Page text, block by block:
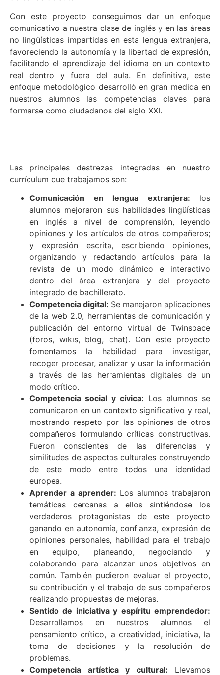
Con este proyecto conseguimos dar un enfoque
comunicativo a nuestra clase de inglés y en las áreas
no lingüísticas impartidas en esta lengua extranjera,
favoreciendo la autonomía y la libertad de expresión,
facilitando el aprendizaje del idioma en un contexto
real dentro y fuera del aula. En definitiva, este
enfoque metodológico desarrolló en gran medida en
nuestros alumnos las competencias claves para
formarse como ciudadanos del siglo XXI.
Las principales destrezas integradas en nuestro
currículum que trabajamos son:
Comunicación en lengua extranjera: los
alumnos mejoraron sus habilidades lingüísticas
en inglés a nivel de comprensión, leyendo
opiniones y los artículos de otros compañeros;
y expresión escrita, escribiendo opiniones,
organizando y redactando artículos para la
revista de un modo dinámico e interactivo
dentro del área extranjera y del proyecto
integrado de bachillerato.
Competencia digital: Se manejaron aplicaciones
de la web 2.0, herramientas de comunicación y
publicación del entorno virtual de Twinspace
(foros, wikis, blog, chat). Con este proyecto
fomentamos la habilidad para investigar,
recoger procesar, analizar y usar la información
a través de las herramientas digitales de un
modo crítico.
Competencia social y cívica: Los alumnos se
comunicaron en un contexto significativo y real,
mostrando respeto por las opiniones de otros
compañeros formulando críticas constructivas.
Fueron conscientes de las diferencias y
similitudes de aspectos culturales construyendo
de este modo entre todos una identidad
europea.
Aprender a aprender: Los alumnos trabajaron
temáticas cercanas a ellos sintiéndose los
verdaderos protagonistas de este proyecto
ganando en autonomía, confianza, expresión de
opiniones personales, habilidad para el trabajo
en equipo, planeando, negociando y
colaborando para alcanzar unos objetivos en
común. También pudieron evaluar el proyecto,
su contribución y el trabajo de sus compañeros
realizando propuestas de mejoras.
Sentido de iniciativa y espíritu emprendedor:
Desarrollamos en nuestros alumnos el
pensamiento crítico, la creatividad, iniciativa, la
toma de decisiones y la resolución de
problemas.
Competencia artística y cultural: Llevamos